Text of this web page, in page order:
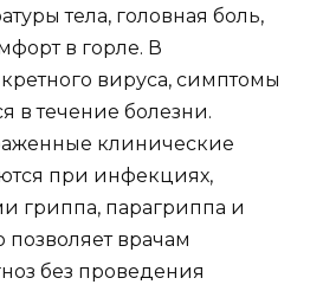
тела, головная боль,
в горле. В
вируса, симптомы
в течение болезни.
клинические
при инфекциях,
гриппа, парагриппа и
врачам
без проведения